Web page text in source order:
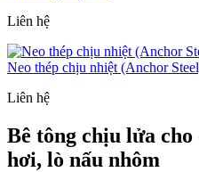
Liên hệ
Neo thép chịu nhiệt (Anchor
Liên hệ
Bê tông chịu lửa
hơi, lò nấu nhôm